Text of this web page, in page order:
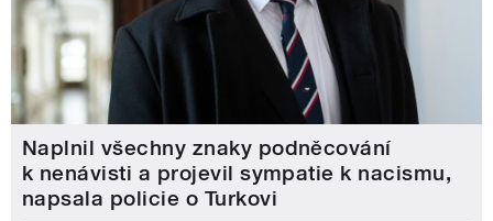
Naplnil všechny znaky podněcování
k nenávisti a projevil sympatie k nacismu,
napsala policie o Turkovi